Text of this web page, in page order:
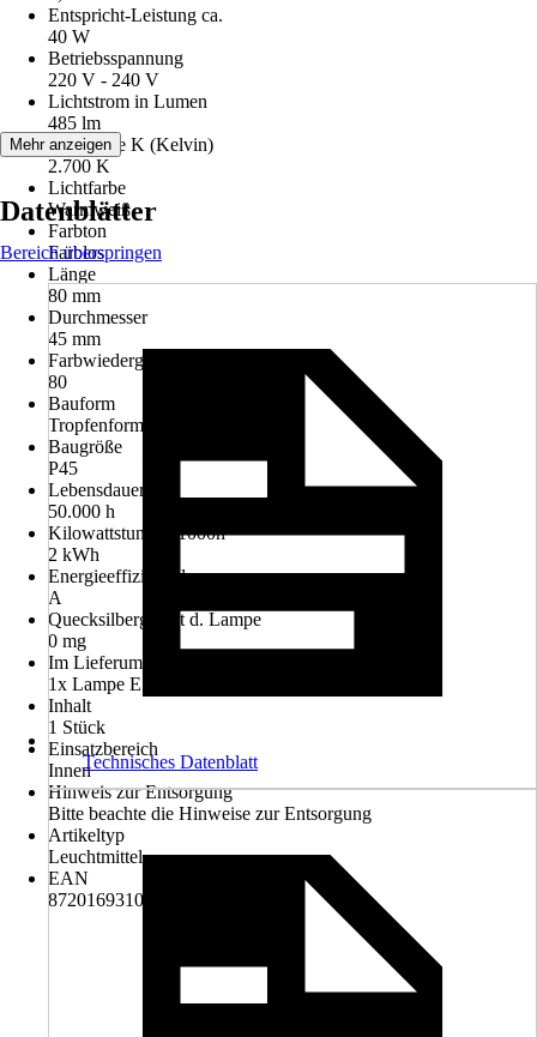
Entspricht-Leistung ca.
40 W
Betriebsspannung
220 V - 240 V
Lichtstrom in Lumen
485 lm
Lichtfarbe K (Kelvin)
2.700 K
Lichtfarbe
Warmweiß
Farbton
Farblos
Länge
80 mm
Durchmesser
45 mm
Farbwiedergabe (Ra)
80
Bauform
Tropfenform
Baugröße
P45
Lebensdauer
50.000 h
Kilowattstunden/1000h
2 kWh
Energieeffizienzklasse
A
Quecksilbergehalt d. Lampe
0 mg
Im Lieferumfang enthalten
1x Lampe E14 P45 Tropfen
Inhalt
1 Stück
Einsatzbereich
Innen
Hinweis zur Entsorgung
Bitte beachte die Hinweise zur Entsorgung
Artikeltyp
Leuchtmittel
EAN
8720169310711
Mehr anzeigen
Datenblätter
Bereich überspringen
Technisches Datenblatt